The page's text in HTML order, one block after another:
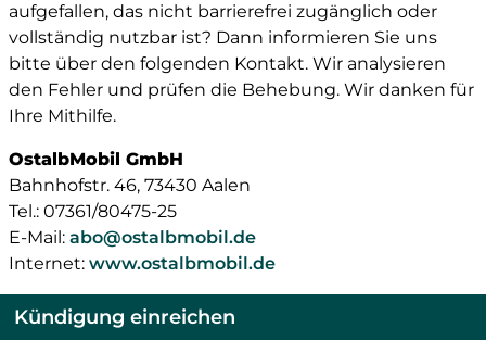
aufgefallen, das nicht barrierefrei zugänglich oder
vollständig nutzbar ist? Dann informieren Sie uns
bitte über den folgenden Kontakt. Wir analysieren
den Fehler und prüfen die Behebung. Wir danken für
Ihre Mithilfe.
OstalbMobil GmbH
Bahnhofstr. 46, 73430 Aalen
Tel.: 07361/80475-25
E-Mail: abo@ostalbmobil.de
Internet: www.ostalbmobil.de
Kündigung einreichen